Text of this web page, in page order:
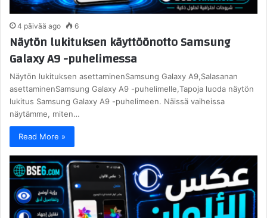
4 päivää ago 6
Näytön lukituksen käyttöönotto Samsung
Galaxy A9 -puhelimessa
Näytön lukituksen asettaminenSamsung Galaxy A9,Salasanan
asettaminenSamsung Galaxy A9 -puhelimelle,Tapoja luoda näytön
lukitus Samsung Galaxy A9 -puhelimeen. Näissä vaiheissa
näytämme, miten…
Read More »